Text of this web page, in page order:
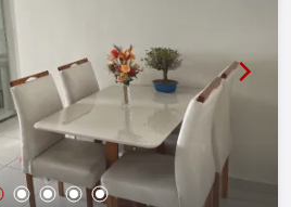
das regiões mais valorizadas
com fácil acesso a
supermercados e principais
excelente oportunidade para
bem ou investir com